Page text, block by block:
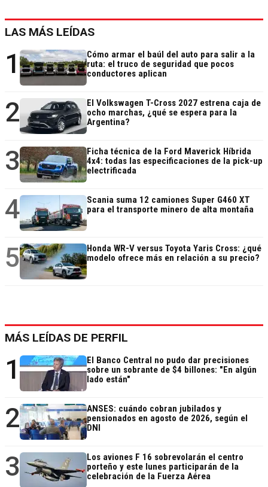
LAS MÁS LEÍDAS
1
Cómo armar el baúl del auto para salir a la
ruta: el truco de seguridad que pocos
conductores aplican
2
El Volkswagen T-Cross 2027 estrena caja de
ocho marchas, ¿qué se espera para la
Argentina?
3
Ficha técnica de la Ford Maverick Híbrida
4x4: todas las especificaciones de la pick-up
electrificada
4
Scania suma 12 camiones Super G460 XT
para el transporte minero de alta montaña
5
Honda WR-V versus Toyota Yaris Cross: ¿qué
modelo ofrece más en relación a su precio?
MÁS LEÍDAS DE PERFIL
1
El Banco Central no pudo dar precisiones
sobre un sobrante de $4 billones: "En algún
lado están"
2
ANSES: cuándo cobran jubilados y
pensionados en agosto de 2026, según el
DNI
3
Los aviones F 16 sobrevolarán el centro
porteño y este lunes participarán de la
celebración de la Fuerza Aérea